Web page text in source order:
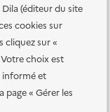
(éditeur du site
cookies sur
cliquez sur «
choix est
informé et
« Gérer les
Accessibilité des
et sécurité